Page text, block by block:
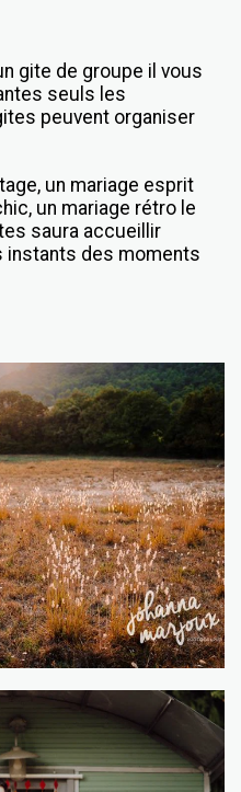
gite de groupe il vous
seuls les
peuvent organiser
un mariage esprit
un mariage rétro le
saura accueillir
des moments